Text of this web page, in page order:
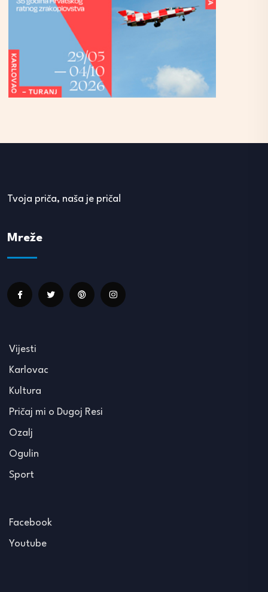
Tvoja priča, naša je priča!
Mreže
Vijesti
Karlovac
Kultura
Pričaj mi o Dugoj Resi
Ozalj
Ogulin
Sport
Facebook
Youtube